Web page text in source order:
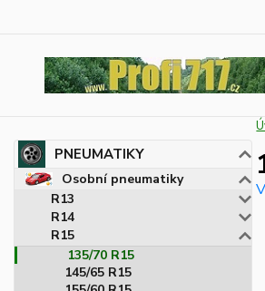
PNEUMATIKY
Osobní pneumatiky
R13
R14
R15
135/70 R15
145/65 R15